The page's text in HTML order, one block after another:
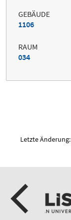
GEBÄUDE
1106
RAUM
034
Letzte Änderung: